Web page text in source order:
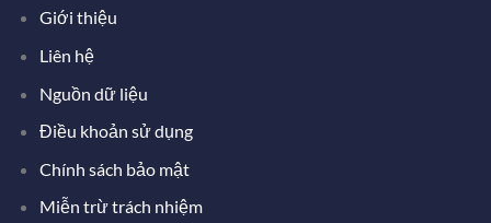
Giới thiệu
Liên hệ
Nguồn dữ liệu
Điều khoản sử dụng
Chính sách bảo mật
Miễn trừ trách nhiệm